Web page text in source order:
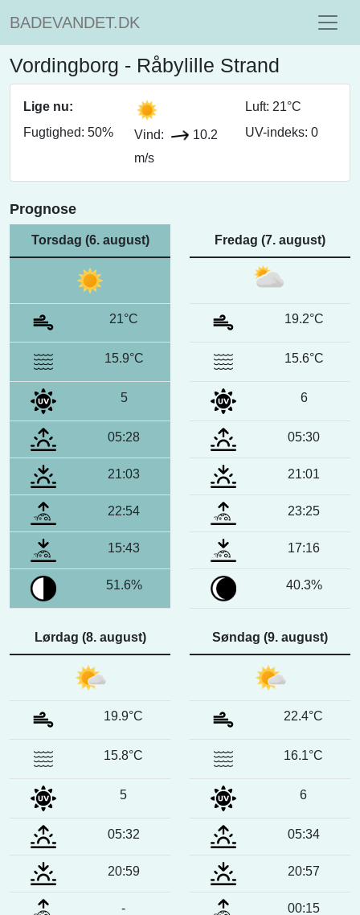
BADEVANDET.DK
Vordingborg - Råbylille Strand
Lige nu:
Luft: 21°C
Fugtighed: 50%
Vind:
10.2
m/s
UV-indeks: 0
Prognose
Torsdag (6. august)
21°C
15.9°C
5
05:28
21:03
22:54
15:43
51.6%
Fredag (7. august)
19.2°C
15.6°C
6
05:30
21:01
23:25
17:16
40.3%
Lørdag (8. august)
19.9°C
15.8°C
5
05:32
20:59
-
Søndag (9. august)
22.4°C
16.1°C
6
05:34
20:57
00:15